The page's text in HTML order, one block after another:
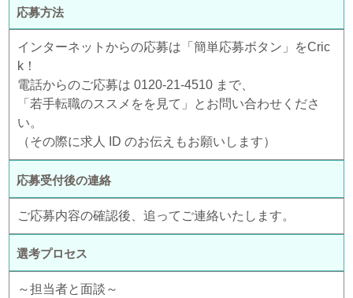
応募方法
インターネットからの応募は「簡単応募ボタン」をCric
k！
電話からのご応募は 0120-21-4510 まで、
「若手転職のススメをを見て」とお問い合わせくださ
い。
（その際に求人 ID のお伝えもお願いします）
応募受付後の連絡
ご応募内容の確認後、追ってご連絡いたします。
選考プロセス
～担当者と面談～